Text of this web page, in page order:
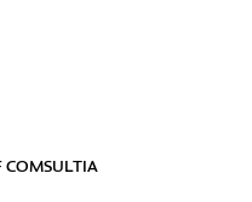
COMSULTIA